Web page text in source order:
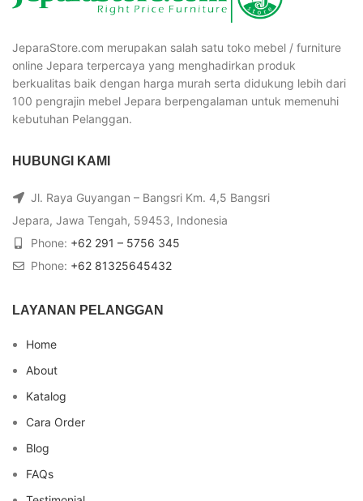
JeparaStore.com merupakan salah satu toko mebel / furniture
online Jepara terpercaya yang menghadirkan produk
berkualitas baik dengan harga murah serta didukung lebih dari
100 pengrajin mebel Jepara berpengalaman untuk memenuhi
kebutuhan Pelanggan.
HUBUNGI KAMI
Jl. Raya Guyangan – Bangsri Km. 4,5 Bangsri
Jepara, Jawa Tengah, 59453, Indonesia
Phone: +62 291 – 5756 345
Phone: +62 81325645432
LAYANAN PELANGGAN
Home
About
Katalog
Cara Order
Blog
FAQs